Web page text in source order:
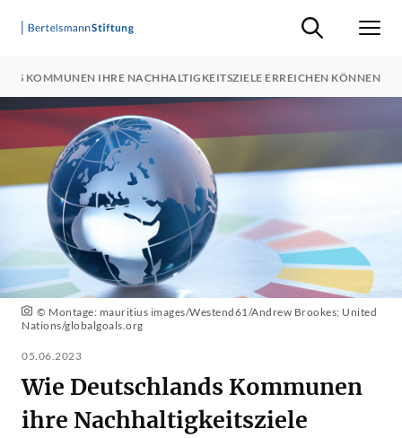
Suche ein-/
KOMMUNEN IHRE NACHHALTIGKEITSZIELE ERREICHEN KÖNNEN
© Montage: mauritius images/Westend61/Andrew Brookes; United
Nations/globalgoals.org
05.06.2023
Wie Deutschlands Kommunen
ihre Nachhaltigkeitsziele